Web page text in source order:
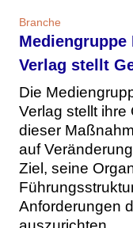
Branche
Mediengruppe
Verlag stellt
Die
Verlag stellt
dieser
auf
Ziel, seine
Anforderungen